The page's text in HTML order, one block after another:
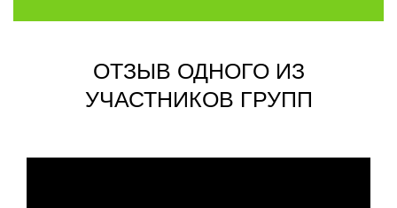
ОТЗЫВ ОДНОГО ИЗ
УЧАСТНИКОВ ГРУПП